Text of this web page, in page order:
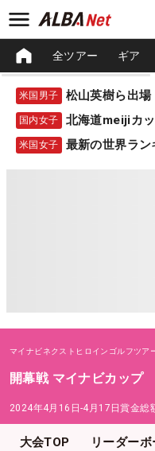
全ツアー ギア
米国男子
国内女子 北海道meijiカ
米国女子 最新の世界ラン
マイナビネクストヒロインゴルフツア
開幕戦 マイナビカップ
2024年4月16日-4月17日賞金総
大会TOP リーダーボ